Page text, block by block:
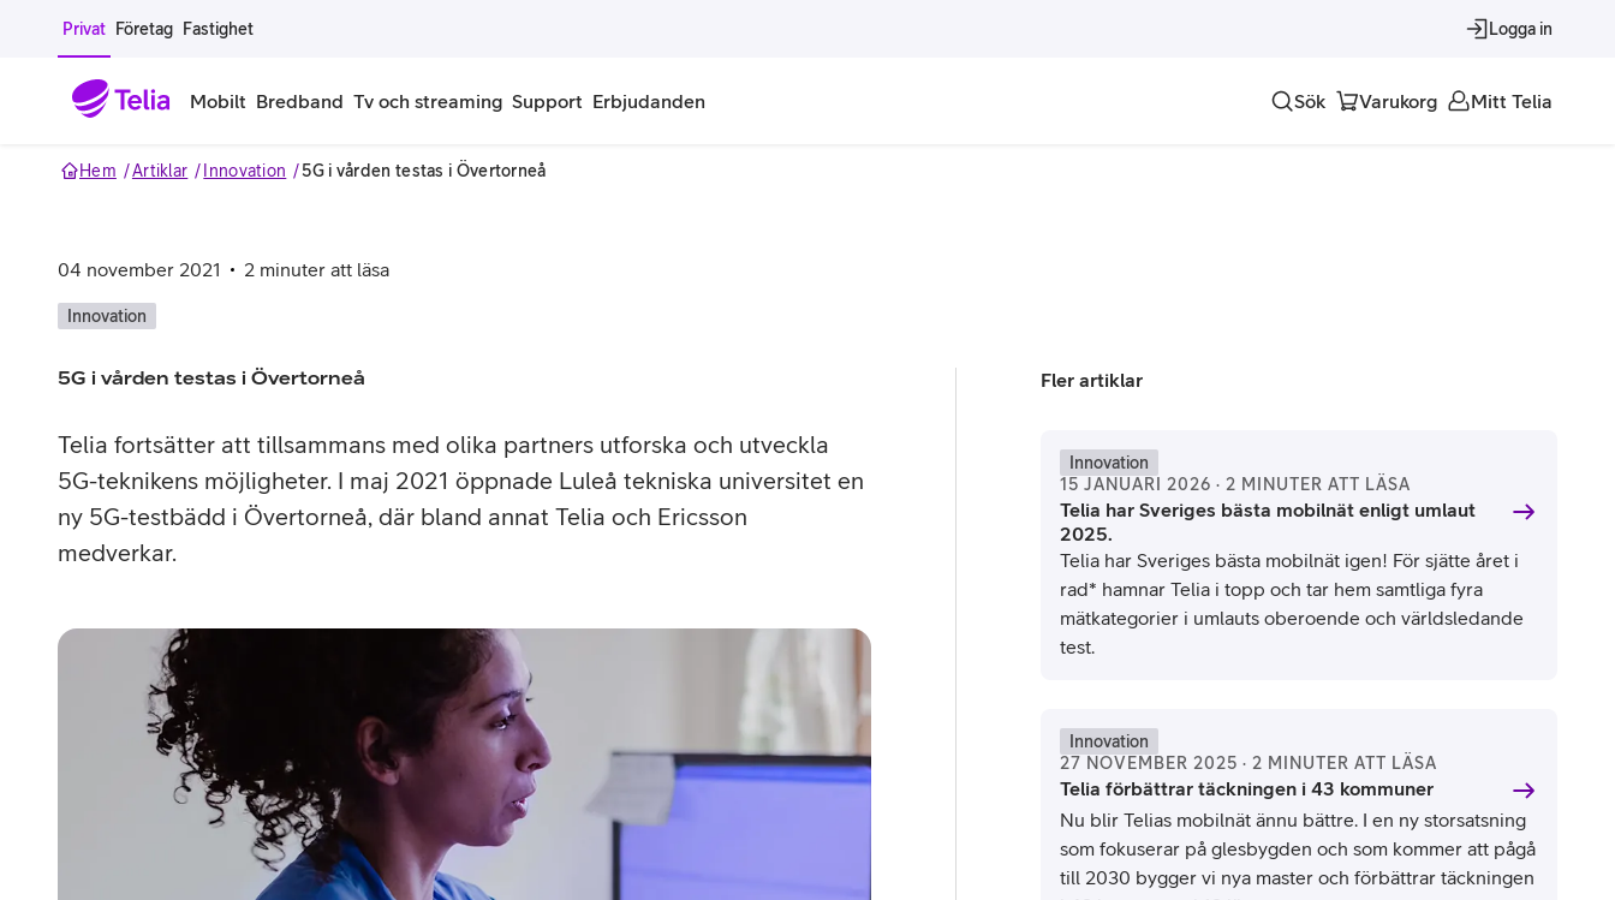
Gå till sidans innehåll
Privat Företag Fastighet Logga in
Mobilt
Samsung Galaxy
Google Pixel
Begagnade mobiltelefoner
Billiga mobiltelefoner
Laddningscheck
Smartwatches Surfplattor
4G/5G Surfplattor
Bredband Tv och streaming Support Erbjudanden Sök Varukorg Mitt Telia
Hem Artiklar Innovation 5G i vården testas i Övertorneå
04 november 2021 2 minuter att läsa
Innovation
5G i vården testas i Övertorneå
Telia fortsätter att tillsammans med olika partners utforska och utveckla
5G-teknikens möjligheter. I maj 2021 öppnade Luleå tekniska universitet en
ny 5G-testbädd i Övertorneå, där bland annat Telia och Ericsson
medverkar.
Fler artiklar
Innovation
15 JANUARI 2026 · 2 MINUTER ATT LÄSA
Telia har Sveriges bästa mobilnät enligt umlaut
2025.
Telia har Sveriges bästa mobilnät igen! För sjätte året i
rad* hamnar Telia i topp och tar hem samtliga fyra
mätkategorier i umlauts oberoende och världsledande
test.
Innovation
27 NOVEMBER 2025 · 2 MINUTER ATT LÄSA
Telia förbättrar täckningen i 43 kommuner
Nu blir Telias mobilnät ännu bättre. I en ny storsatsning
som fokuserar på glesbygden och som kommer att pågå
till 2030 bygger vi nya master och förbättrar täckningen